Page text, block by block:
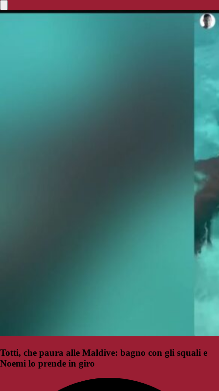
Totti, che paura alle Maldive: bagno con gli squali e
Noemi lo prende in giro